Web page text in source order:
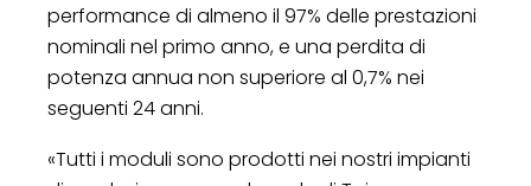
performance di almeno il 97% delle prestazioni
nominali nel primo anno, e una perdita di
potenza annua non superiore al 0,7% nei
seguenti 24 anni.
«Tutti i moduli sono prodotti nei nostri impianti